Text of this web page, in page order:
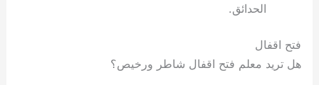
الحدائق.
فتح اقفال
هل تريد معلم فتح اقفال شاطر ورخيص؟